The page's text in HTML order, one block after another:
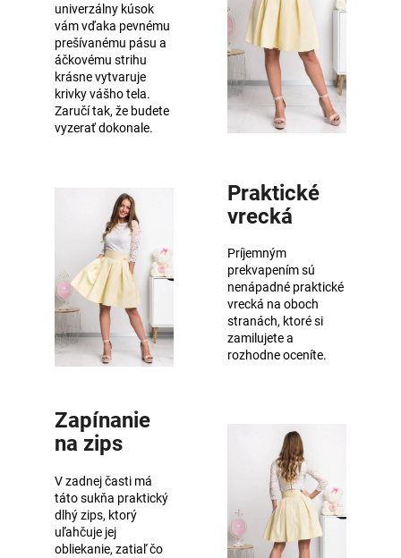
univerzálny kúsok
vám vďaka pevnému
prešívanému pásu a
áčkovému strihu
krásne vytvaruje
krivky vášho tela.
Zaručí tak, že budete
vyzerať dokonale.
Praktické
vrecká
Príjemným
prekvapením sú
nenápadné praktické
vrecká na oboch
stranách, ktoré si
zamilujete a
rozhodne oceníte.
Zapínanie
na zips
V zadnej časti má
táto sukňa praktický
dlhý zips, ktorý
uľahčuje jej
obliekanie, zatiaľ čo